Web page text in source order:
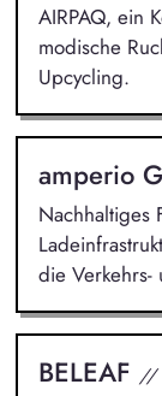
AIRPAQ, ein
modische
Upcycling.
amperio
Nachhaltiges
die Verkehrs-
BELEAF //